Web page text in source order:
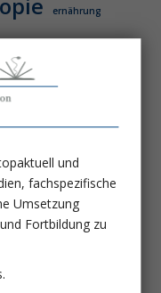
ernährung
hyperthermie
ihca
und
fachspezifische
Umsetzung
Fortbildung zu